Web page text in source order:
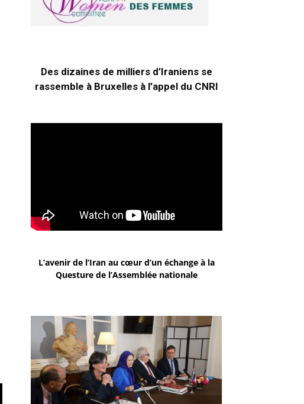
Des dizaines de milliers d’Iraniens se
rassemble à Bruxelles à l’appel du CNRI
L’avenir de l’Iran au cœur d’un échange à la
Questure de l’Assemblée nationale